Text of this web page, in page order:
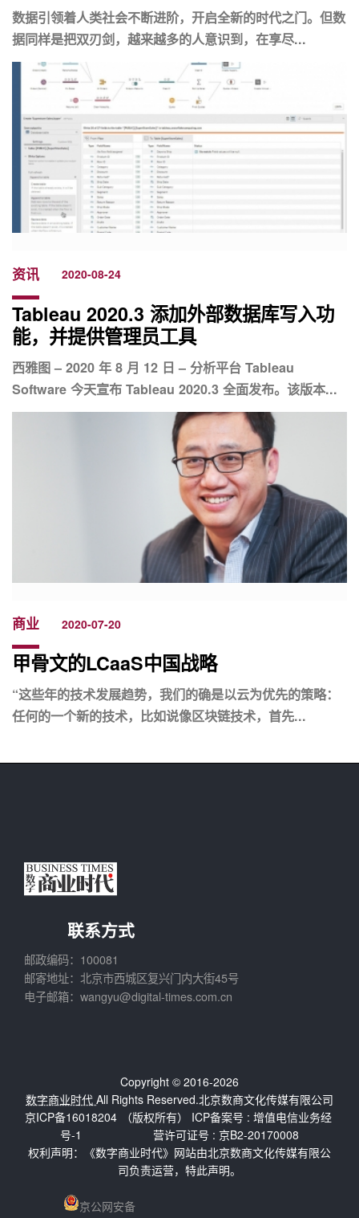
数据引领着人类社会不断进阶，开启全新的时代之门。但数
据同样是把双刃剑，越来越多的人意识到，在享尽...
资讯 2020-08-24
Tableau 2020.3 添加外部数据库写入功
能，并提供管理员工具
西雅图 – 2020 年 8 月 12 日 – 分析平台 Tableau
Software 今天宣布 Tableau 2020.3 全面发布。该版本...
商业 2020-07-20
甲骨文的LCaaS中国战略
“这些年的技术发展趋势，我们的确是以云为优先的策略：
任何的一个新的技术，比如说像区块链技术，首先...
联系方式
邮政编码：100081
邮寄地址：北京市西城区复兴门内大街45号
电子邮箱：wangyu@digital-times.com.cn
Copyright © 2016-2026
数字商业时代 All Rights Reserved.北京数商文化传媒有限公司
（版权所有） ICP备案号 :
京ICP备16018204
号-1
增值电信业务经
营许可证号 : 京B2-20170008
权利声明：《数字商业时代》网站由北京数商文化传媒有限公
司负责运营，特此声明。
京公网安备